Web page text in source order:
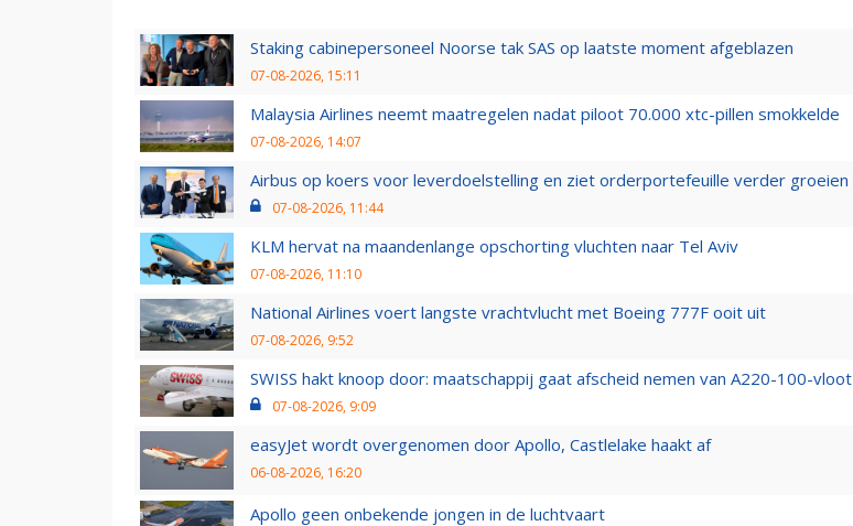
Staking cabinepersoneel Noorse tak SAS op laatste moment afgeblazen
07-08-2026, 15:11
Malaysia Airlines neemt maatregelen nadat piloot 70.000 xtc-pillen smokkelde
07-08-2026, 14:07
Airbus op koers voor leverdoelstelling en ziet orderportefeuille verder groeien
07-08-2026, 11:44
KLM hervat na maandenlange opschorting vluchten naar Tel Aviv
07-08-2026, 11:10
National Airlines voert langste vrachtvlucht met Boeing 777F ooit uit
07-08-2026, 9:52
SWISS hakt knoop door: maatschappij gaat afscheid nemen van A220-100-vloot
07-08-2026, 9:09
easyJet wordt overgenomen door Apollo, Castlelake haakt af
06-08-2026, 16:20
Apollo geen onbekende jongen in de luchtvaart